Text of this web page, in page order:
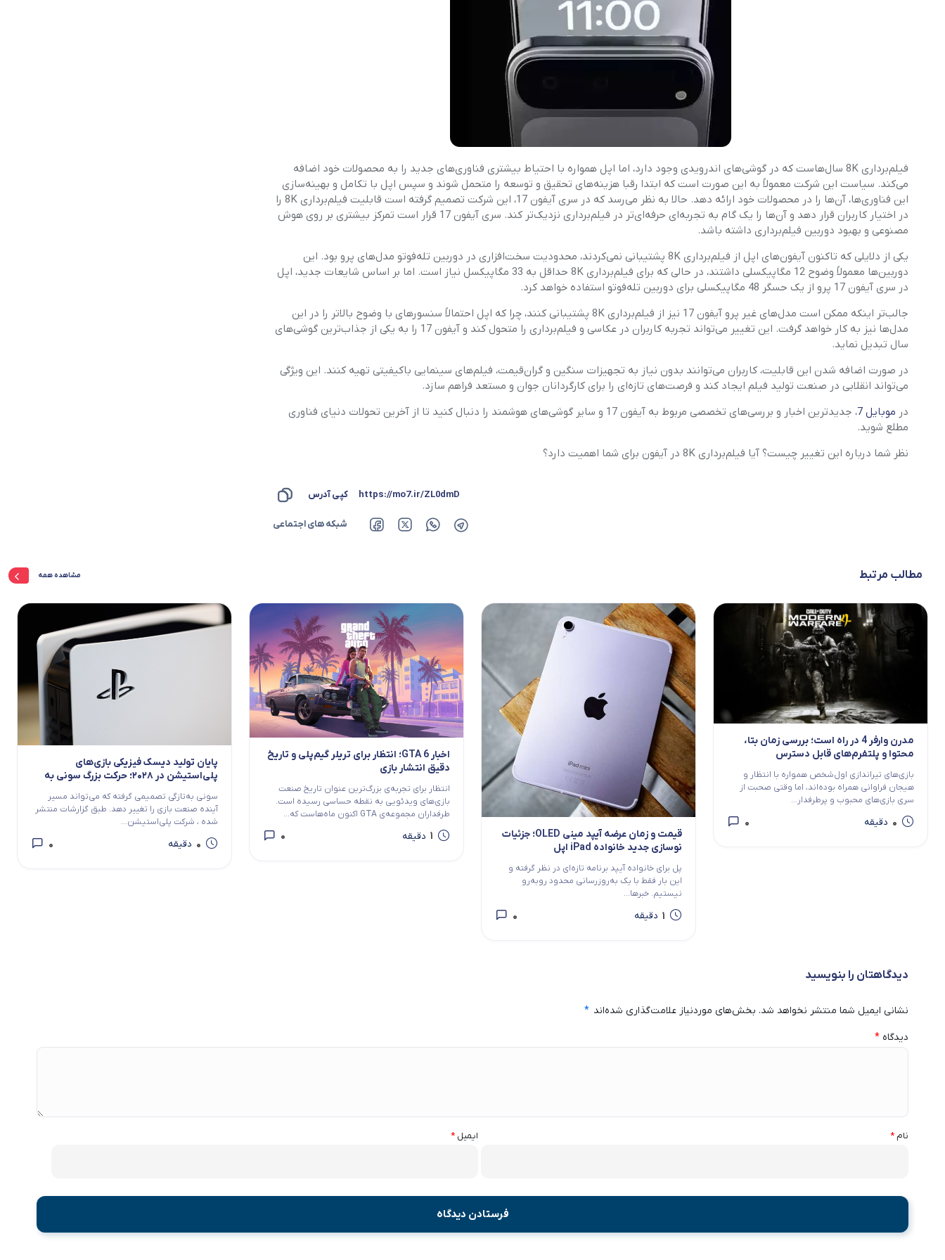
گوشی وان پلاس
گوشی ال جی
گوشی کاترپیلار چرخ گوشت
خردکن
سایر لوازم خانگی
مخلوط کن
همزن
فیلم‌برداری 8K سال‌هاست که در گوشی‌های اندرویدی وجود دارد، اما اپل همواره با احتیاط بیشتری فناوری‌های جدید را به محصولات خود اضافه
می‌کند. سیاست این شرکت معمولاً به این صورت است که ابتدا رقبا هزینه‌های تحقیق و توسعه را متحمل شوند و سپس اپل با تکامل و بهینه‌سازی
این فناوری‌ها، آن‌ها را در محصولات خود ارائه دهد. حالا به نظر می‌رسد که در سری آیفون 17، این شرکت تصمیم گرفته است قابلیت فیلم‌برداری 8K را
در اختیار کاربران قرار دهد و آن‌ها را یک گام به تجربه‌ای حرفه‌ای‌تر در فیلم‌برداری نزدیک‌تر کند. سری آیفون 17 قرار است تمرکز بیشتری بر روی هوش
مصنوعی و بهبود دوربین فیلم‌برداری داشته باشد.
یکی از دلایلی که تاکنون آیفون‌های اپل از فیلم‌برداری 8K پشتیبانی نمی‌کردند، محدودیت سخت‌افزاری در دوربین تله‌فوتو مدل‌های پرو بود. این
دوربین‌ها معمولاً وضوح 12 مگاپیکسلی داشتند، در حالی که برای فیلم‌برداری 8K حداقل به 33 مگاپیکسل نیاز است. اما بر اساس شایعات جدید، اپل
در سری آیفون 17 پرو از یک حسگر 48 مگاپیکسلی برای دوربین تله‌فوتو استفاده خواهد کرد.
جالب‌تر اینکه ممکن است مدل‌های غیر پرو آیفون 17 نیز از فیلم‌برداری 8K پشتیبانی کنند، چرا که اپل احتمالاً سنسورهای با وضوح بالاتر را در این
مدل‌ها نیز به کار خواهد گرفت. این تغییر می‌تواند تجربه کاربران در عکاسی و فیلم‌برداری را متحول کند و آیفون 17 را به یکی از جذاب‌ترین گوشی‌های
سال تبدیل نماید.
در صورت اضافه شدن این قابلیت، کاربران می‌توانند بدون نیاز به تجهیزات سنگین و گران‌قیمت، فیلم‌های سینمایی باکیفیتی تهیه کنند. این ویژگی
می‌تواند انقلابی در صنعت تولید فیلم ایجاد کند و فرصت‌های تازه‌ای را برای کارگردانان جوان و مستعد فراهم سازد.
در موبایل 7
، جدیدترین اخبار و بررسی‌های تخصصی مربوط به آیفون 17 و سایر گوشی‌های هوشمند را دنبال کنید تا از آخرین تحولات دنیای فناوری
مطلع شوید.
نظر شما درباره این تغییر چیست؟ آیا فیلم‌برداری 8K در آیفون برای شما اهمیت دارد؟
https://mo7.ir/ZL0dmD کپی آدرس
شبکه های اجتماعی
مطالب مرتبط مشاهده همه
مدرن وارفر 4 در راه است؛ بررسی زمان بتا،
محتوا و پلتفرم‌های قابل دسترس
بازی‌های تیراندازی اول‌شخص همواره با انتظار و
هیجان فراوانی همراه بوده‌اند، اما وقتی صحبت از
سری بازی‌های محبوب و پرطرفدار...
0 دقیقه 0
قیمت و زمان عرضه آیپد مینی OLED؛ جزئیات
نوسازی جدید خانواده iPad اپل
پل برای خانواده آیپد برنامه تازه‌ای در نظر گرفته و
این بار فقط با یک به‌روزرسانی محدود روبه‌رو
نیستیم. خبرها...
1 دقیقه 0
اخبار GTA 6؛ انتظار برای تریلر گیم‌پلی و تاریخ
دقیق انتشار بازی
انتظار برای تجربه‌ی بزرگ‌ترین عنوان تاریخ صنعت
بازی‌های ویدئویی به نقطه حساسی رسیده است.
طرفداران مجموعه‌ی GTA اکنون ماه‌هاست که...
1 دقیقه 0
پایان تولید دیسک فیزیکی بازی‌های
پلی‌استیشن در ۲۰۲۸؛ حرکت بزرگ سونی به
سمت آینده دیجیتال
سونی به‌تازگی تصمیمی گرفته که می‌تواند مسیر
آینده صنعت بازی را تغییر دهد. طبق گزارشات منتشر
شده ، شرکت پلی‌استیشن...
0 دقیقه 0
دیدگاهتان را بنویسید
نشانی ایمیل شما منتشر نخواهد شد. بخش‌های موردنیاز علامت‌گذاری شده‌اند *
دیدگاه*
نام* ایمیل *